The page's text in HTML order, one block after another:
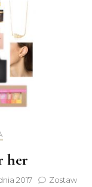
her
2017
Zostaw